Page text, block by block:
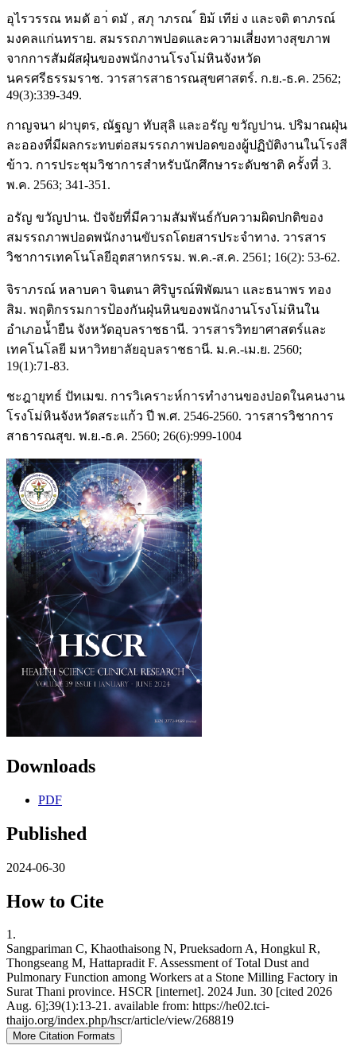
อุไรวรรณ หมดั อา่ ดมั , สภุ าภรณ ์ ยิม้ เทีย่ ง และจติ ตาภรณ์
มงคลแก่นทราย. สมรรถภาพปอดและความเสี่ยงทางสุขภาพ
จากการสัมผัสฝุ่นของพนักงานโรงโม่หินจังหวัด
นครศรีธรรมราช. วารสารสาธารณสุขศาสตร์. ก.ย.-ธ.ค. 2562;
49(3):339-349.
กาญจนา ฝาบุตร, ณัฐญา ทับสุลิ และอรัญ ขวัญปาน. ปริมาณฝุ่น
ละอองที่มีผลกระทบต่อสมรรถภาพปอดของผู้ปฏิบัติงานในโรงสี
ข้าว. การประชุมวิชาการสำหรับนักศึกษาระดับชาติ ครั้งที่ 3.
พ.ค. 2563; 341-351.
อรัญ ขวัญปาน. ปัจจัยที่มีความสัมพันธ์กับความผิดปกติของ
สมรรถภาพปอดพนักงานขับรถโดยสารประจำทาง. วารสาร
วิชาการเทคโนโลยีอุตสาหกรรม. พ.ค.-ส.ค. 2561; 16(2): 53-62.
จิราภรณ์ หลาบคา จินตนา ศิริบูรณ์พิพัฒนา และธนาพร ทอง
สิม. พฤติกรรมการป้องกันฝุ่นหินของพนักงานโรงโม่หินใน
อำเภอนํ้ายืน จังหวัดอุบลราชธานี. วารสารวิทยาศาสตร์และ
เทคโนโลยี มหาวิทยาลัยอุบลราชธานี. ม.ค.-เม.ย. 2560;
19(1):71-83.
ชะฎายุทธ์ ปัทเมฆ. การวิเคราะห์การทำงานของปอดในคนงาน
โรงโม่หินจังหวัดสระแก้ว ปี พ.ศ. 2546-2560. วารสารวิชาการ
สาธารณสุข. พ.ย.-ธ.ค. 2560; 26(6):999-1004
Downloads
PDF
Published
2024-06-30
How to Cite
1.
Sangpariman C, Khaothaisong N, Prueksadorn A, Hongkul R,
Thongseang M, Hattapradit F. Assessment of Total Dust and
Pulmonary Function among Workers at a Stone Milling Factory in
Surat Thani province. HSCR [internet]. 2024 Jun. 30 [cited 2026
Aug. 6];39(1):13-21. available from: https://he02.tci-
thaijo.org/index.php/hscr/article/view/268819
More Citation Formats